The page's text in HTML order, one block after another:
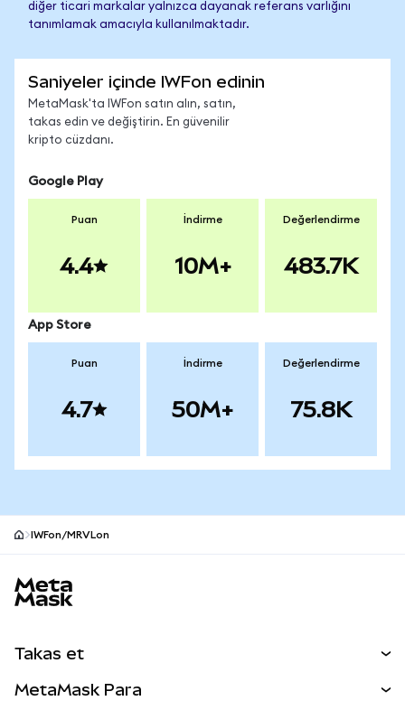
diğer ticari markalar yalnızca dayanak referans varlığını
tanımlamak amacıyla kullanılmaktadır.
Saniyeler içinde IWFon edinin
MetaMask'ta IWFon satın alın, satın,
takas edin ve değiştirin. En güvenilir
kripto cüzdanı.
Google Play
Puan
4.4
İndirme
10M+
Değerlendirme
483.7K
App Store
Puan
4.7
İndirme
50M+
Değerlendirme
75.8K
IWFon/MRVLon
Takas et
MetaMask Para